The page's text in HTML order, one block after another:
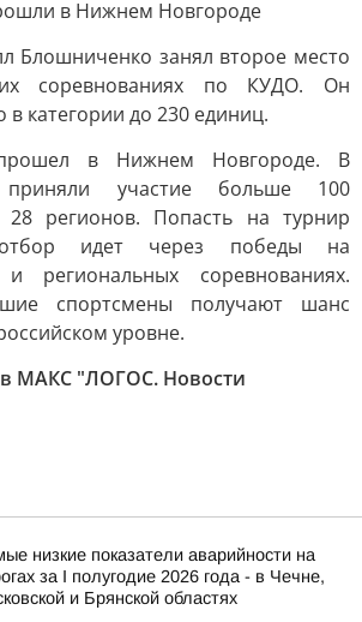
в Нижнем Новгороде
Блошниченко занял второе место
соревнованиях по КУДО. Он
в категории до 230 единиц.
в Нижнем Новгороде. В
приняли участие больше 100
28 регионов. Попасть на турнир
идет через победы на
региональных соревнованиях.
спортсмены получают шанс
уровне.
МАКС "ЛОГОС. Новости
низкие показатели аварийности на
за I полугодие 2026 года - в Чечне,
и Брянской областях